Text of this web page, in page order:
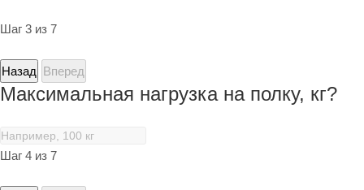
Шаг 3 из 7
Назад Вперед
Максимальная нагрузка на полку, кг?
Шаг 4 из 7